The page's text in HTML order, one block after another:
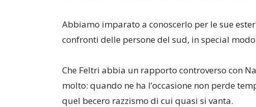
Abbiamo imparato a conoscerlo per le sue
confronti delle persone del sud, in special
Che Feltri abbia un rapporto controverso con
molto: quando ne ha l’occasione non perde
quel becero razzismo di cui quasi si vanta.